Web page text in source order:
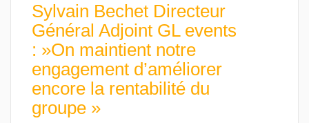
Sylvain Bechet Directeur
Général Adjoint GL events
: »On maintient notre
engagement d’améliorer
encore la rentabilité du
groupe »